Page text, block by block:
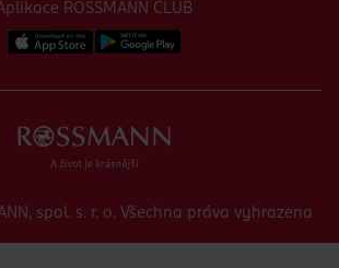
ROSSMANN CLUB
spol. s. r. o. Všechna práva vyhrazena